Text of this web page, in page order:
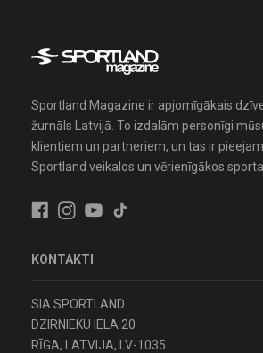
Sportland Magazine ir apjomīgākais
žurnāls Latvijā. To izdalām personīgi
klientiem un partneriem, un tas ir
Sportland veikalos un vērienīgākos
KONTAKTI
SIA SPORTLAND
DZIRNIEKU IELA 20
RĪGA, LATVIJA, LV-1035